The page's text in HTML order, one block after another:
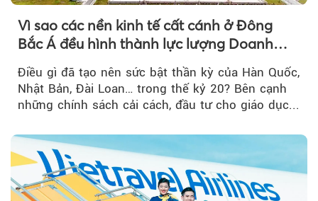
Vì sao các nền kinh tế cất cánh ở Đông
Bắc Á đều hình thành lực lượng Doanh
Điều gì đã tạo nên sức bật thần kỳ của Hàn Quốc,
Nhật Bản, Đài Loan… trong thế kỷ 20? Bên cạnh
những chính sách cải cách, đầu tư cho giáo dục...